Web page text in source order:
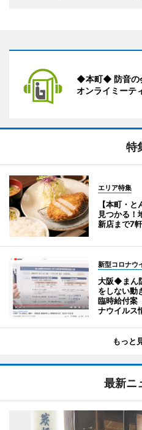
◆本町◆ 防音の
オンライミーテ
特
エリア特集
【本町・
見つかる！
新店まで7
新型コロナウ
大阪◆まん
をしない
臨時給付案
ナウイルス
もっと
最新ニ